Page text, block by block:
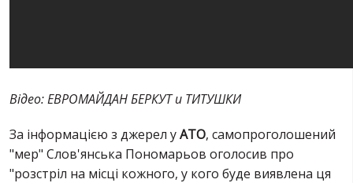
Відео: ЕВРОМАЙДАН БЕРКУТ и ТИТУШКИ
За інформацією з джерел уАТО, самопроголошений
"мер" Слов'янська Пономарьов оголосив про
"розстріл на місці кожного, у кого буде виявлена ​​ця